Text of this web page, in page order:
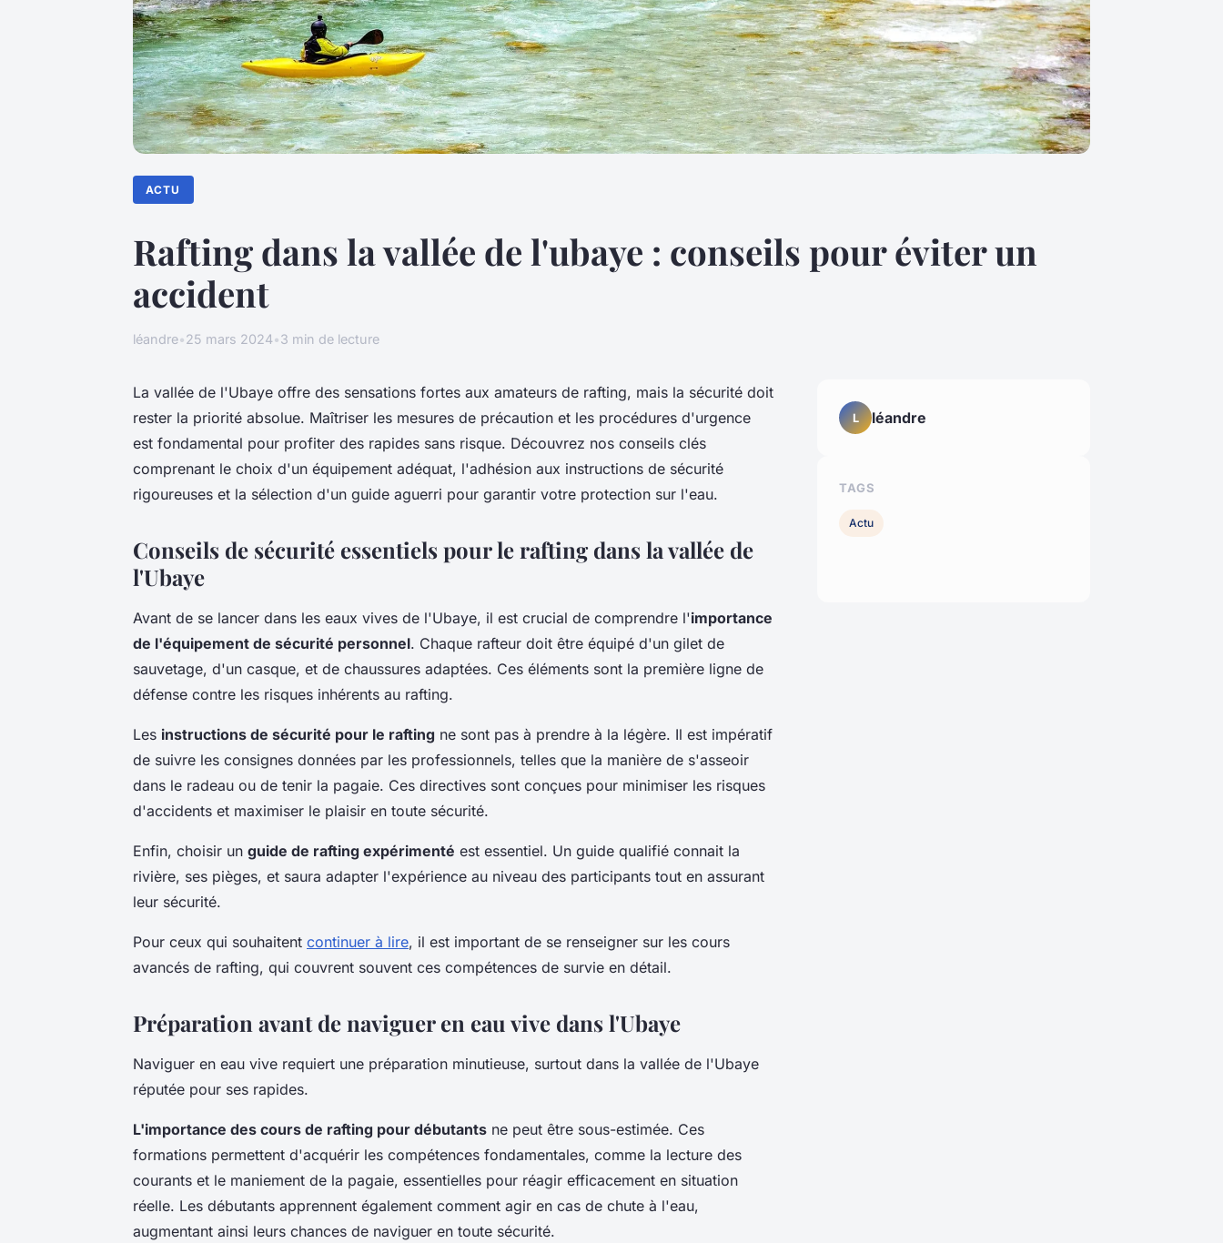
ACTU
Rafting dans la vallée de l'ubaye : conseils pour éviter un
accident
léandre•25 mars 2024•3 min de lecture
La vallée de l'Ubaye offre des sensations fortes aux amateurs de rafting, mais la sécurité doit
rester la priorité absolue. Maîtriser les mesures de précaution et les procédures d'urgence
est fondamental pour profiter des rapides sans risque. Découvrez nos conseils clés
comprenant le choix d'un équipement adéquat, l'adhésion aux instructions de sécurité
rigoureuses et la sélection d'un guide aguerri pour garantir votre protection sur l'eau.
Conseils de sécurité essentiels pour le rafting dans la vallée de
l'Ubaye
Avant de se lancer dans les eaux vives de l'Ubaye, il est crucial de comprendre l'importance
de l'équipement de sécurité personnel. Chaque rafteur doit être équipé d'un gilet de
sauvetage, d'un casque, et de chaussures adaptées. Ces éléments sont la première ligne de
défense contre les risques inhérents au rafting.
Les instructions de sécurité pour le rafting ne sont pas à prendre à la légère. Il est impératif
de suivre les consignes données par les professionnels, telles que la manière de s'asseoir
dans le radeau ou de tenir la pagaie. Ces directives sont conçues pour minimiser les risques
d'accidents et maximiser le plaisir en toute sécurité.
Enfin, choisir un guide de rafting expérimenté est essentiel. Un guide qualifié connait la
rivière, ses pièges, et saura adapter l'expérience au niveau des participants tout en assurant
leur sécurité.
Pour ceux qui souhaitent continuer à lire, il est important de se renseigner sur les cours
avancés de rafting, qui couvrent souvent ces compétences de survie en détail.
Préparation avant de naviguer en eau vive dans l'Ubaye
Naviguer en eau vive requiert une préparation minutieuse, surtout dans la vallée de l'Ubaye
réputée pour ses rapides.
L'importance des cours de rafting pour débutants ne peut être sous-estimée. Ces
formations permettent d'acquérir les compétences fondamentales, comme la lecture des
courants et le maniement de la pagaie, essentielles pour réagir efficacement en situation
réelle. Les débutants apprennent également comment agir en cas de chute à l'eau,
augmentant ainsi leurs chances de naviguer en toute sécurité.
L léandre
TAGS
Actu